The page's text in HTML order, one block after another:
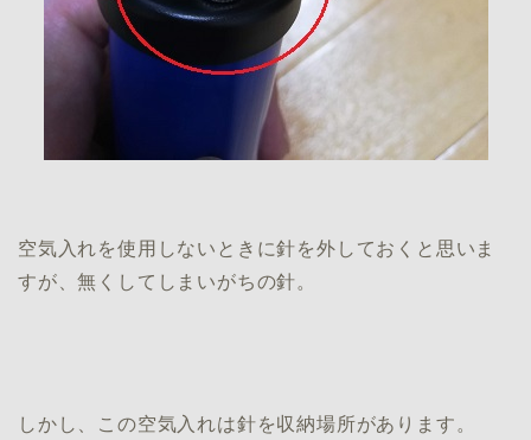
空気入れを使用しないときに針を外しておくと思いま
すが、無くしてしまいがちの針。
しかし、この空気入れは針を収納場所があります。